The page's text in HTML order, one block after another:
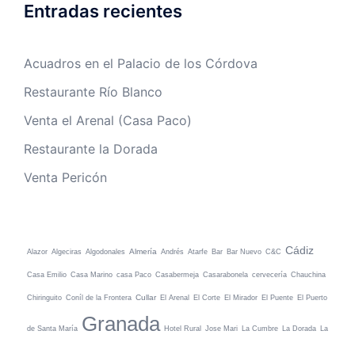
Entradas recientes
Acuadros en el Palacio de los Córdova
Restaurante Río Blanco
Venta el Arenal (Casa Paco)
Restaurante la Dorada
Venta Pericón
Alazor Algeciras Algodonales Almería Andrés Atarfe Bar Bar Nuevo C&C Cádiz
Casa Emilio Casa Marino casa Paco Casabermeja Casarabonela cervecería Chauchina
Chiringuito Coníl de la Frontera Cullar El Arenal El Corte El Mirador El Puente El Puerto
de Santa María Granada Hotel Rural Jose Mari La Cumbre La Dorada La